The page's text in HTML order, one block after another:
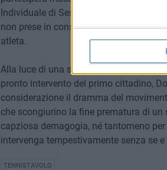
Individuale di Sesta e Quarta Categoria
non prese in considerazione sono
atleta.
Alla luce di una situazione siffatta, la
pronto intervento del primo cittadino,
considerazione il dramma del
che scongiurino la fine prematura di
capziosa demagogia, né tantomeno
intervenga tempestivamente senza se
TENNISTAVOLO